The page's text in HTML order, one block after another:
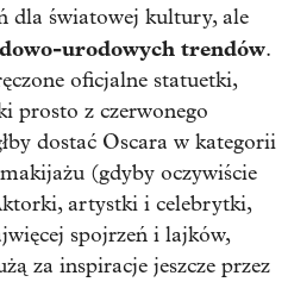
dla światowej kultury, ale
urodowych trendów.
oficjalne statuetki,
prosto z czerwonego
dostać Oscara w kategorii
(gdyby oczywiście
artystki i celebrytki,
spojrzeń i lajków,
za inspiracje jeszcze przez